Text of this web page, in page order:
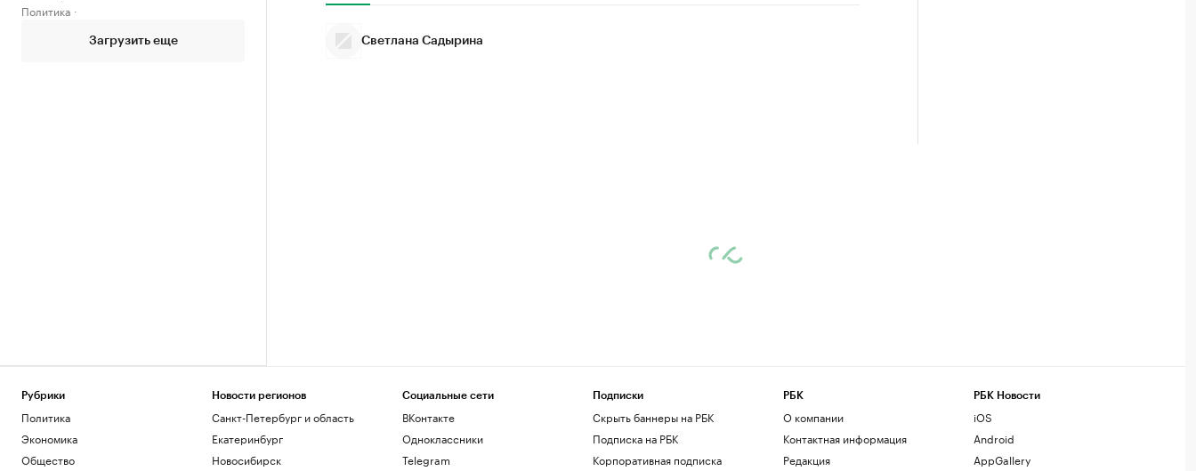
Политика
Загрузить еще Светлана Садырина
Рубрики
Политика
Экономика
Общество
Новости регионов
Санкт-Петербург и область
Екатеринбург
Новосибирск
Социальные сети
ВКонтакте
Одноклассники
Telegram
Подписки
Скрыть баннеры на РБК
Подписка на РБК
Корпоративная подписка
РБК
О компании
Контактная информация
Редакция
РБК Новости
iOS
Android
AppGallery